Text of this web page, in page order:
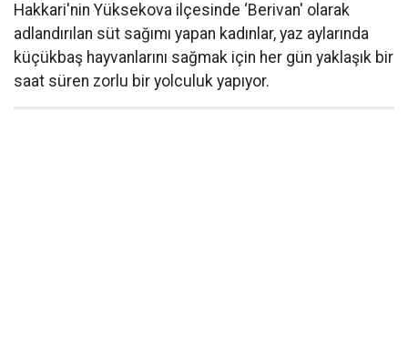
Hakkari'nin Yüksekova ilçesinde ‘Berivan' olarak
adlandırılan süt sağımı yapan kadınlar, yaz aylarında
küçükbaş hayvanlarını sağmak için her gün yaklaşık bir
saat süren zorlu bir yolculuk yapıyor.